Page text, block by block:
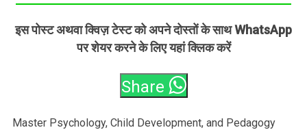
इस पोस्ट अथवा क्विज़ टेस्ट को अपने दोस्तों के साथ WhatsApp
पर शेयर करने के लिए यहां क्लिक करें
Share
Master Psychology, Child Development, and Pedagogy